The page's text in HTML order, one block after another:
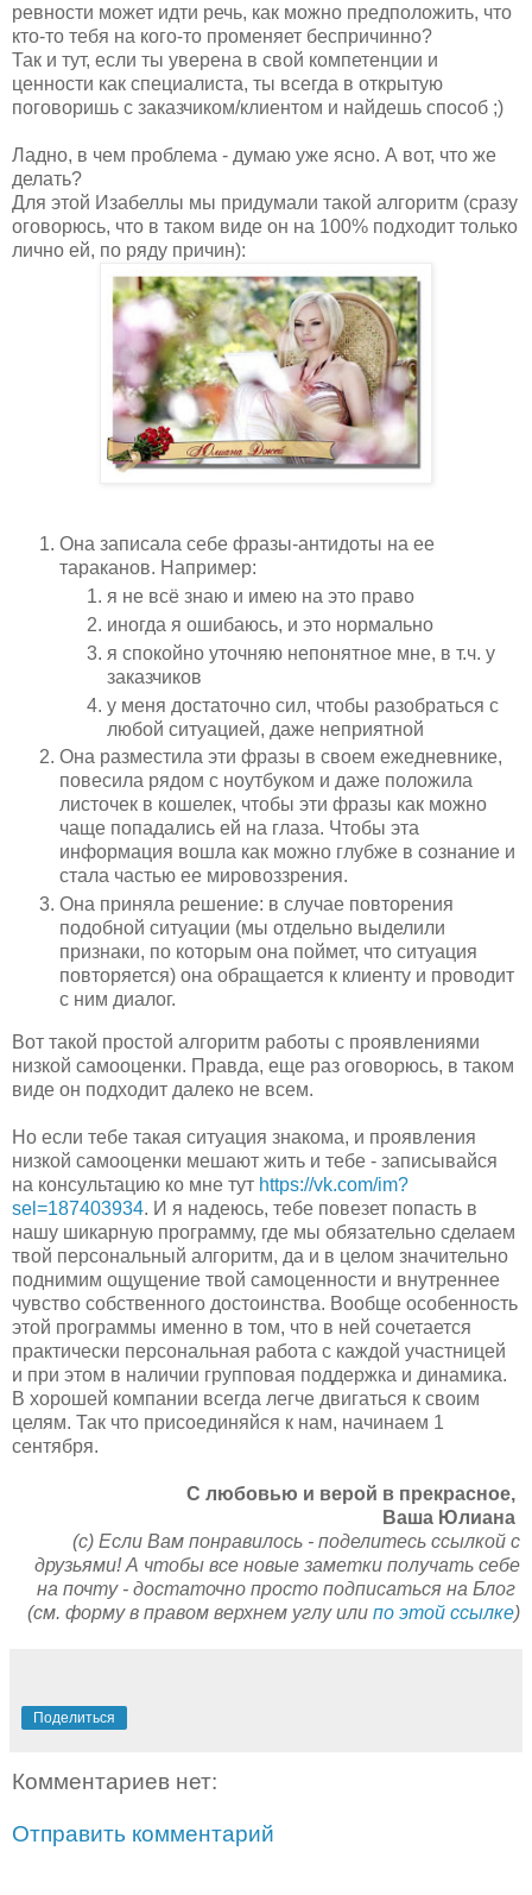
ревности может идти речь, как можно предположить, что
кто-то тебя на кого-то променяет беспричинно?
Так и тут, если ты уверена в свой компетенции и
ценности как специалиста, ты всегда в открытую
поговоришь с заказчиком/клиентом и найдешь способ ;)
Ладно, в чем проблема - думаю уже ясно. А вот, что же
делать?
Для этой Изабеллы мы придумали такой алгоритм (сразу
оговорюсь, что в таком виде он на 100% подходит только
лично ей, по ряду причин):
Она записала себе фразы-антидоты на ее
тараканов. Например:
я не всё знаю и имею на это право
иногда я ошибаюсь, и это нормально
я спокойно уточняю непонятное мне, в т.ч. у
заказчиков
у меня достаточно сил, чтобы разобраться с
любой ситуацией, даже неприятной
Она разместила эти фразы в своем ежедневнике,
повесила рядом с ноутбуком и даже положила
листочек в кошелек, чтобы эти фразы как можно
чаще попадались ей на глаза. Чтобы эта
информация вошла как можно глубже в сознание и
стала частью ее мировоззрения.
Она приняла решение: в случае повторения
подобной ситуации (мы отдельно выделили
признаки, по которым она поймет, что ситуация
повторяется) она обращается к клиенту и проводит
с ним диалог.
Вот такой простой алгоритм работы с проявлениями
низкой самооценки. Правда, еще раз оговорюсь, в таком
виде он подходит далеко не всем.
Но если тебе такая ситуация знакома, и проявления
низкой самооценки мешают жить и тебе - записывайся
на консультацию ко мне тут https://vk.com/im?
sel=187403934. И я надеюсь, тебе повезет попасть в
нашу шикарную программу, где мы обязательно сделаем
твой персональный алгоритм, да и в целом значительно
поднимим ощущение твой самоценности и внутреннее
чувство собственного достоинства. Вообще особенность
этой программы именно в том, что в ней сочетается
практически персональная работа с каждой участницей
и при этом в наличии групповая поддержка и динамика.
В хорошей компании всегда легче двигаться к своим
целям. Так что присоединяйся к нам, начинаем 1
сентября.
C любовью и верой в прекрасное,
Ваша Юлиана
(с) Если Вам понравилось - поделитесь ссылкой с
друзьями! А чтобы все новые заметки получать себе
на почту - достаточно просто подписаться на Блог
(см. форму в правом верхнем углу или по этой ссылке)
Поделиться
Комментариев нет:
Отправить комментарий